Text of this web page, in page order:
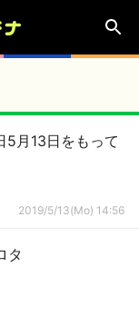
5月13日をもって
2019/5/13(Mo) 14:56
タ